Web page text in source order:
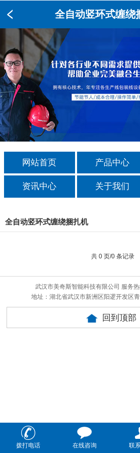
全自动竖环式缠绕
网站首页 产品中心
资讯中心 关于我们
全自动竖环式缠绕捆扎机
共 0 页/0 条记录
武汉市美奇斯智能科技有限公司 服务
地址：湖北省武汉市新洲区阳逻开发区
回到顶部
拨打电话 在线咨询 联